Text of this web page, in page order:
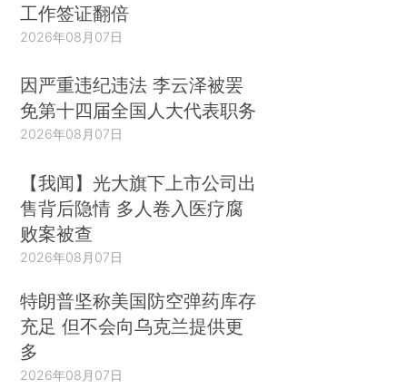
工作签证翻倍
2026年08月07日
因严重违纪违法 李云泽被罢
免第十四届全国人大代表职务
2026年08月07日
【我闻】光大旗下上市公司出
售背后隐情 多人卷入医疗腐
败案被查
2026年08月07日
特朗普坚称美国防空弹药库存
充足 但不会向乌克兰提供更
多
2026年08月07日